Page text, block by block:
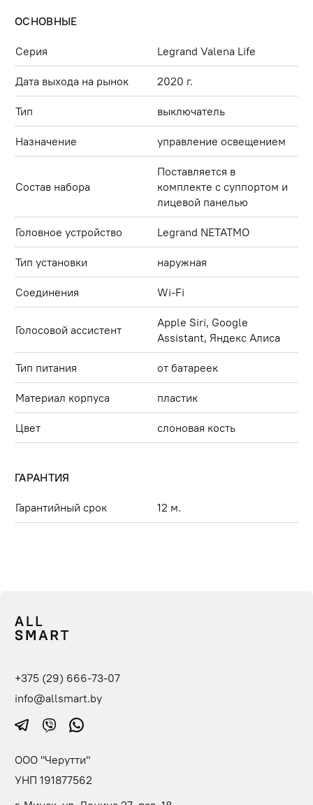
ОСНОВНЫЕ
Серия Legrand Valena Life
Дата выхода на рынок 2020 г.
Тип выключатель
Назначение управление освещением
Состав набора
Поставляется в
комплекте с суппортом и
лицевой панелью
Головное устройство Legrand NETATMO
Тип установки наружная
Соединения Wi-Fi
Голосовой ассистент
Apple Siri, Google
Assistant, Яндекс Алиса
Тип питания от батареек
Материал корпуса пластик
Цвет слоновая кость
ГАРАНТИЯ
Гарантийный срок 12 м.
+375 (29) 666-73-07
info@allsmart.by
ООО "Черутти"
УНП 191877562